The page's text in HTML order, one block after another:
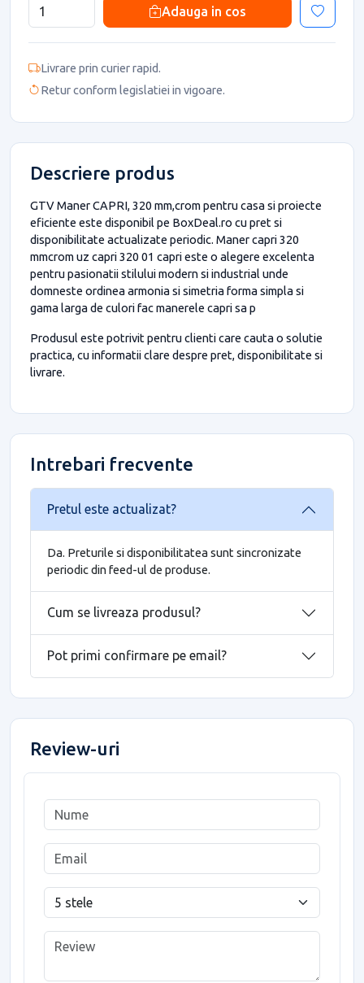
Adauga in cos
Livrare prin curier rapid.
Retur conform legislatiei in vigoare.
Descriere produs
GTV Maner CAPRI, 320 mm,crom pentru casa si proiecte
eficiente este disponibil pe BoxDeal.ro cu pret si
disponibilitate actualizate periodic. Maner capri 320
mmcrom uz capri 320 01 capri este o alegere excelenta
pentru pasionatii stilului modern si industrial unde
domneste ordinea armonia si simetria forma simpla si
gama larga de culori fac manerele capri sa p
Produsul este potrivit pentru clienti care cauta o solutie
practica, cu informatii clare despre pret, disponibilitate si
livrare.
Intrebari frecvente
Pretul este actualizat?
Da. Preturile si disponibilitatea sunt sincronizate
periodic din feed-ul de produse.
Cum se livreaza produsul?
Pot primi confirmare pe email?
Review-uri